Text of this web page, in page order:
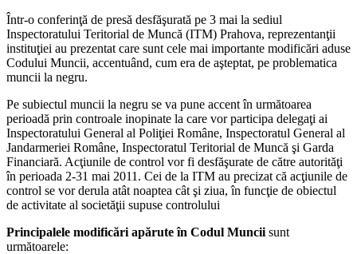
Într-o conferinţă de presă desfăşurată pe 3 mai la sediul
Inspectoratului Teritorial de Muncă (ITM) Prahova, reprezentanţii
instituţiei au prezentat care sunt cele mai importante modificări aduse
Codului Muncii, accentuând, cum era de aşteptat, pe problematica
muncii la negru.
Pe subiectul muncii la negru se va pune accent în următoarea
perioadă prin controale inopinate la care vor participa delegaţi ai
Inspectoratului General al Poliţiei Române, Inspectoratul General al
Jandarmeriei Române, Inspectoratul Teritorial de Muncă şi Garda
Financiară. Acţiunile de control vor fi desfăşurate de către autorităţi
în perioada 2-31 mai 2011. Cei de la ITM au precizat că acţiunile de
control se vor derula atât noaptea cât şi ziua, în funcţie de obiectul
de activitate al societăţii supuse controlului
Principalele modificări apărute în Codul Muncii sunt
următoarele: